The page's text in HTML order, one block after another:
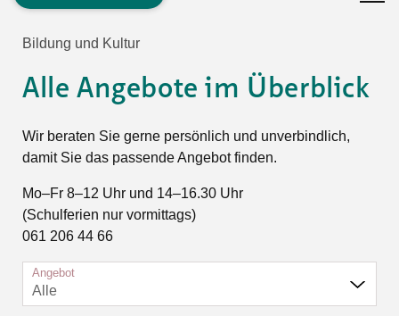
Bildung und Kultur
Alle Angebote im Überblick
Wir beraten Sie gerne persönlich und unverbindlich,
damit Sie das passende Angebot finden.
Mo–Fr 8–12 Uhr und 14–16.30 Uhr
(Schulferien nur vormittags)
061 206 44 66
Angebot
Alle